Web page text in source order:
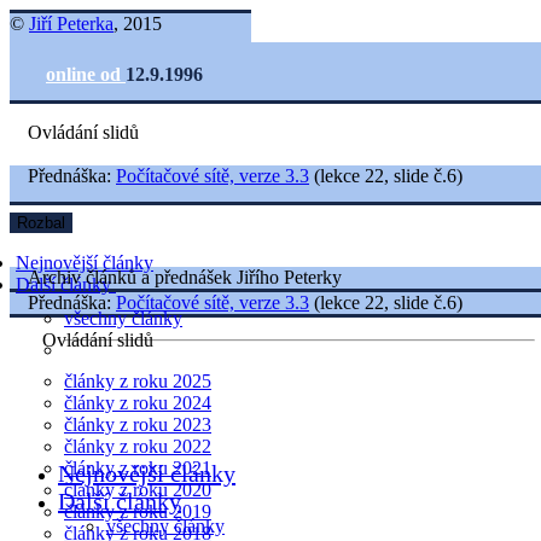
© Jiří Peterka, 2015
online od 12.9.1996
Ovládání slidů
Nejnovější články
Další články
všechny články
články z roku 2025
články z roku 2024
články z roku 2023
články z roku 2022
články z roku 2021
články z roku 2020
články z roku 2019
články z roku 2018
Přednáška: Počítačové sítě, verze 3.3 (lekce 22, slide č.6)
Rozbal
Archiv článků a přednášek Jiřího Peterky
Přednáška: Počítačové sítě, verze 3.3 (lekce 22, slide č.6)
Ovládání slidů
Nejnovější články
Další články
všechny články